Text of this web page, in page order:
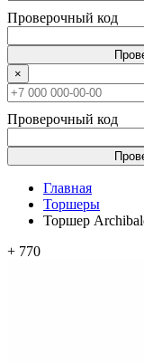
Проверочный код
×
Проверочный код
Главная
Торшеры
Торшер
+ 770